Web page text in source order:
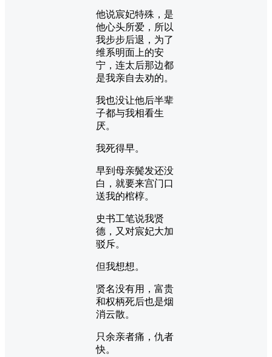
他说宸妃特殊，是
他心头所爱，所以
我步步后退，为了
维系明面上的安
宁，连太后那边都
是我亲自去劝的。
我也没让他后半辈
子都与我相看生
厌。
我死得早。
早到母亲鬓发还没
白，就要来宫门口
送我的棺椁。
史书工笔说我贤
德，又对宸妃大加
驳斥。
但我想想。
贤名没有用，富贵
和权柄死后也是烟
消云散。
只余亲者痛，仇者
快。